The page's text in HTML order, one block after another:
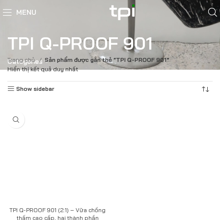
MENU
TPI Q-PROOF 901
Categories
Trang chủ
Sản phẩm được gắn thẻ “TPI Q-PROOF 901”
Hiển thị kết quả duy nhất
Show sidebar
TPI Q-PROOF 901 (2:1) – Vữa chống
thấm cao cấp, hai thành phần